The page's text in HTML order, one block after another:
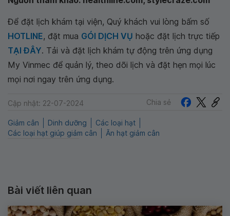
Để đặt lịch khám tại viện, Quý khách vui lòng bấm số
HOTLINE, đặt mua GÓI DỊCH VỤ hoặc đặt lịch trực tiếp
TẠI ĐÂY. Tải và đặt lịch khám tự động trên ứng dụng
My Vinmec để quản lý, theo dõi lịch và đặt hẹn mọi lúc
mọi nơi ngay trên ứng dụng.
Cập nhật: 22-07-2024 Chia sẻ
Giảm cân Dinh dưỡng
Các loại hạt
Các loại hạt giúp giảm cân
Ăn hạt giảm cân
Bài viết liên quan